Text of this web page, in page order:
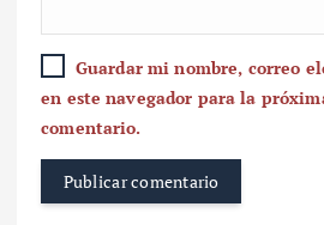
Guardar mi nombre, correo
en este navegador para la
comentario.